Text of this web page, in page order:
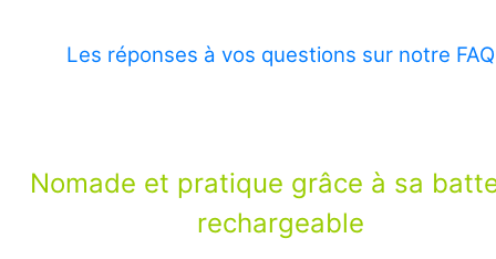
Les réponses à vos questions sur notre FAQ
Nomade et pratique grâce à sa
rechargeable